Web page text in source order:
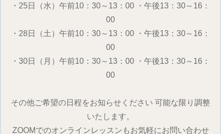
・25日（水）午前10：30～13：00 ・午後13：30～16：
00
・28日（土）午前10：30～13：00 ・午後13：30～16：
00
・30日（月）午前10：30～13：00 ・午後13：30～16：
00
その他ご希望の日程をお知らせください 可能な限り調整
いたします。
ZOOMでのオンラインレッスンもお気軽にお問い合わせ